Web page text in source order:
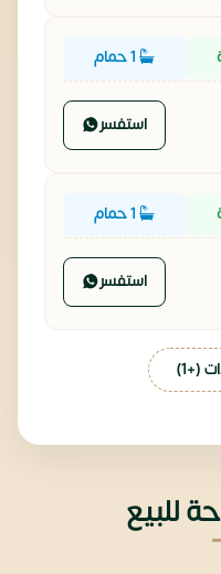
استفسر
استفسر
(+1)
للبيع